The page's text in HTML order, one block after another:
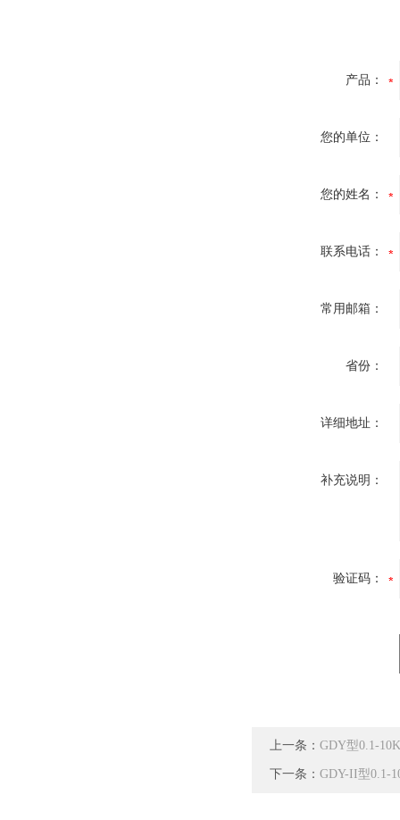
产品：
您的单位：
您的姓名：
联系电话：
常用邮箱：
省份：
详细地址：
补充说明：
验证码：
上一条： GDY型0.1-
下一条： GDY-II型0.1-